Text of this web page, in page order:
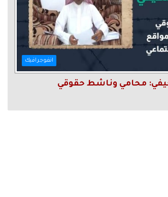
انفوجرافيك
محامي وناشط حقوقي